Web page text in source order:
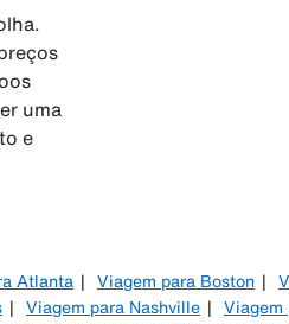
uma
e
Atlanta Viagem para Boston
Viagem para Nashville
Viagem